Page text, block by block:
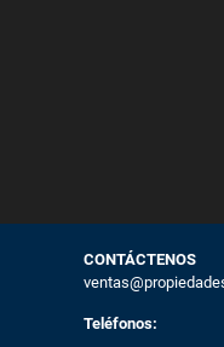
CONTÁCTENOS
Teléfonos: